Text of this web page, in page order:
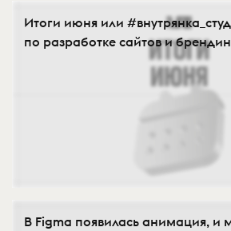
Итоги июня или
по разработке сайтов и
В Figma появилась анимация, и